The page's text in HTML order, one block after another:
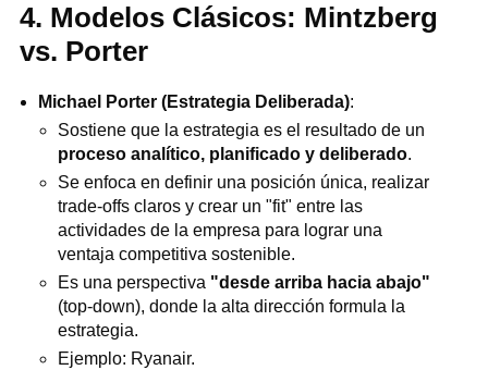
4. Modelos Clásicos: Mintzberg
vs. Porter
Michael Porter (Estrategia Deliberada):
Sostiene que la estrategia es el resultado de un
proceso analítico, planificado y deliberado.
Se enfoca en definir una posición única, realizar
trade-offs claros y crear un "fit" entre las
actividades de la empresa para lograr una
ventaja competitiva sostenible.
Es una perspectiva "desde arriba hacia abajo"
(top-down), donde la alta dirección formula la
estrategia.
Ejemplo: Ryanair.